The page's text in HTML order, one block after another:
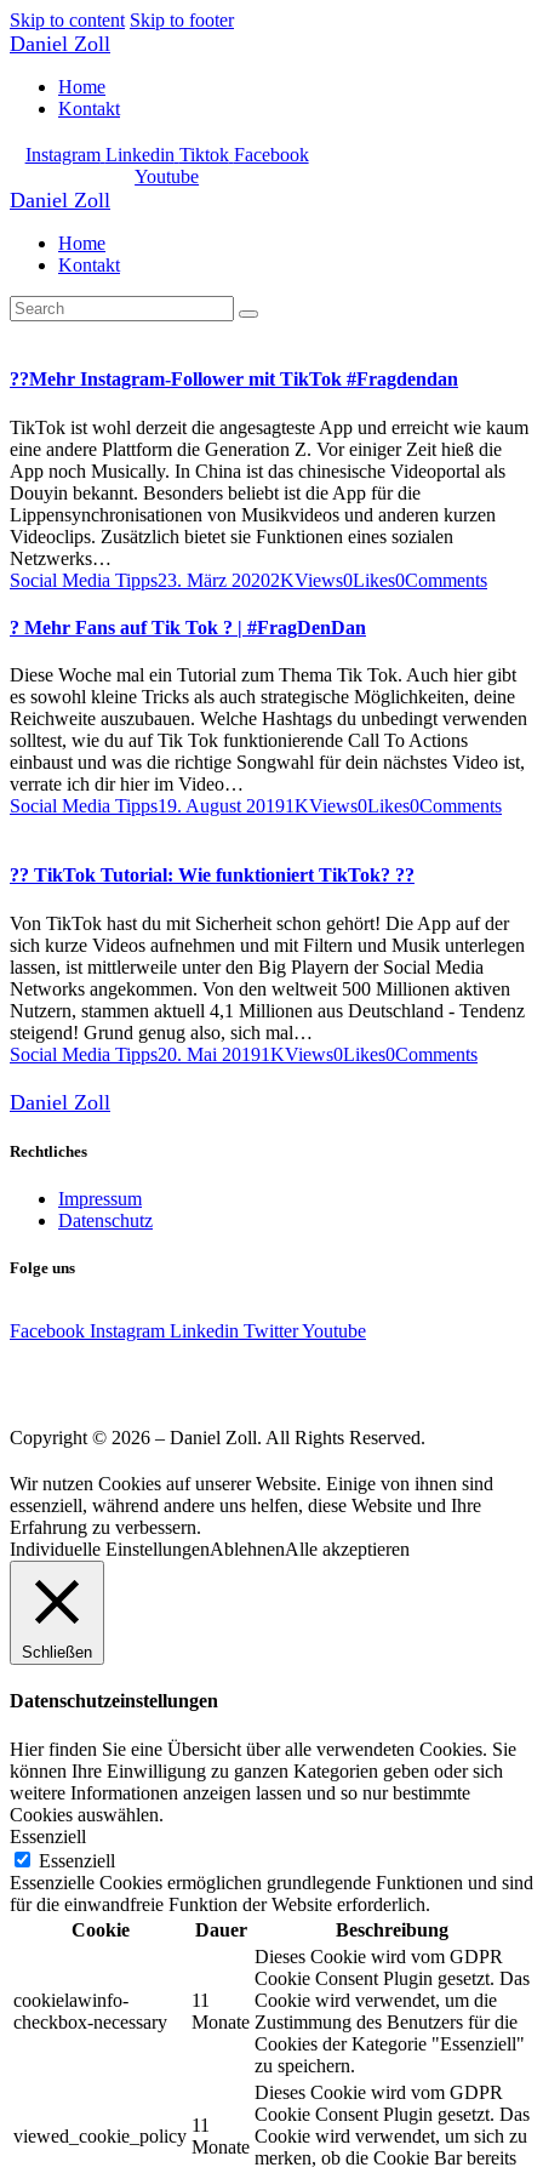
Skip to content Skip to footer
Daniel Zoll
Home
Kontakt
Instagram Linkedin Tiktok Facebook
Youtube
Daniel Zoll
Home
Kontakt
??Mehr Instagram-Follower mit TikTok #Fragdendan
TikTok ist wohl derzeit die angesagteste App und erreicht wie kaum
eine andere Plattform die Generation Z. Vor einiger Zeit hieß die
App noch Musically. In China ist das chinesische Videoportal als
Douyin bekannt. Besonders beliebt ist die App für die
Lippensynchronisationen von Musikvideos und anderen kurzen
Videoclips. Zusätzlich bietet sie Funktionen eines sozialen
Netzwerks…
Social Media Tipps23. März 20202KViews0Likes0Comments
? Mehr Fans auf Tik Tok ? | #FragDenDan
Diese Woche mal ein Tutorial zum Thema Tik Tok. Auch hier gibt
es sowohl kleine Tricks als auch strategische Möglichkeiten, deine
Reichweite auszubauen. Welche Hashtags du unbedingt verwenden
solltest, wie du auf Tik Tok funktionierende Call To Actions
einbaust und was die richtige Songwahl für dein nächstes Video ist,
verrate ich dir hier im Video…
Social Media Tipps19. August 20191KViews0Likes0Comments
?? TikTok Tutorial: Wie funktioniert TikTok? ??
Von TikTok hast du mit Sicherheit schon gehört! Die App auf der
sich kurze Videos aufnehmen und mit Filtern und Musik unterlegen
lassen, ist mittlerweile unter den Big Playern der Social Media
Networks angekommen. Von den weltweit 500 Millionen aktiven
Nutzern, stammen aktuell 4,1 Millionen aus Deutschland - Tendenz
steigend! Grund genug also, sich mal…
Social Media Tipps20. Mai 20191KViews0Likes0Comments
Daniel Zoll
Rechtliches
Impressum
Datenschutz
Folge uns
Facebook Instagram Linkedin TwitterYoutube
Copyright © 2026 – Daniel Zoll. All Rights Reserved.
Wir nutzen Cookies auf unserer Website. Einige von ihnen sind
essenziell, während andere uns helfen, diese Website und Ihre
Erfahrung zu verbessern.
Individuelle EinstellungenAblehnenAlle akzeptieren
Schließen
Datenschutzeinstellungen
Hier finden Sie eine Übersicht über alle verwendeten Cookies. Sie
können Ihre Einwilligung zu ganzen Kategorien geben oder sich
weitere Informationen anzeigen lassen und so nur bestimmte
Cookies auswählen.
Essenziell
Essenziell
Essenzielle Cookies ermöglichen grundlegende Funktionen und sind
für die einwandfreie Funktion der Website erforderlich.
Cookie
Dauer Beschreibung
cookielawinfo-
checkbox-necessary
11
Monate
Dieses Cookie wird vom GDPR
Cookie Consent Plugin gesetzt. Das
Cookie wird verwendet, um die
Zustimmung des Benutzers für die
Cookies der Kategorie "Essenziell"
zu speichern.
viewed_cookie_policy
11
Monate
Dieses Cookie wird vom GDPR
Cookie Consent Plugin gesetzt. Das
Cookie wird verwendet, um sich zu
merken, ob die Cookie Bar bereits